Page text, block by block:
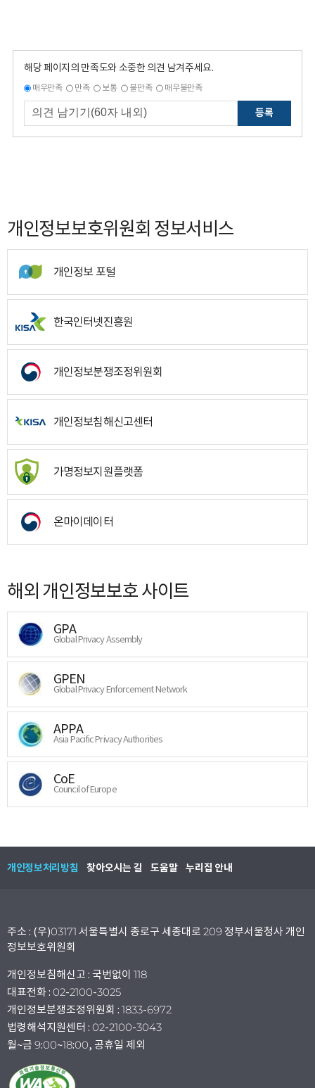
해당 페이지의 만족도와 소중한 의견 남겨주세요.
매우만족 만족 보통 불만족 매우불만족
등록
개인정보보호위원회 정보서비스
개인정보 포털
한국인터넷진흥원
개인정보분쟁조정위원회
개인정보침해신고센터
가명정보지원플랫폼
온마이데이터
해외 개인정보보호 사이트
GPA
Global Privacy Assembly
GPEN
Global Privacy Enforcement Network
APPA
Asia Pacific Privacy Authorities
CoE
Council of Europe
개인정보처리방침 찾아오시는 길 도움말 누리집 안내
주소 : (우)03171 서울특별시 종로구 세종대로 209 정부서울청사 개인
정보보호위원회
개인정보침해신고 : 국번없이 118
대표전화 : 02-2100-3025
개인정보분쟁조정위원회 : 1833-6972
법령해석지원센터 : 02-2100-3043
월~금 9:00~18:00, 공휴일 제외